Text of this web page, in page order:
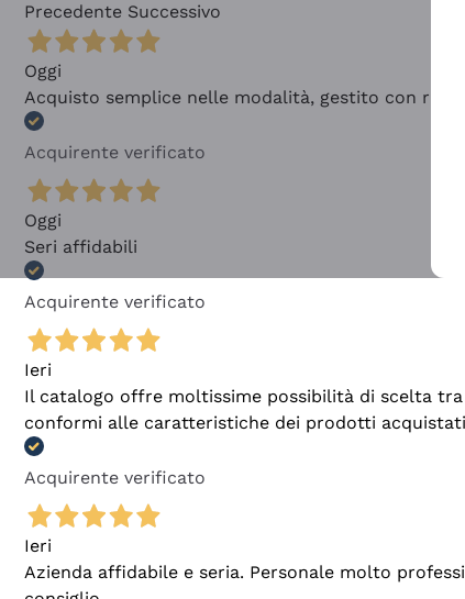
Precedente Successivo
Oggi
Acquisto semplice nelle modalità, gestito con
Acquirente verificato
Oggi
Seri affidabili
Acquirente verificato
Ieri
Il catalogo offre moltissime possibilità di scelta
conformi alle caratteristiche dei prodotti acquistati
Acquirente verificato
Ieri
Azienda affidabile e seria. Personale molto